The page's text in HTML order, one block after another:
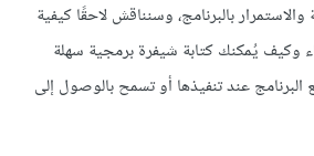
بالبرنامج، وسنناقش لاحقًا كيفية
وكيف يُمكنك كتابة شيفرة برمجية سهلة
البرنامج عند تنفيذها أو تسمح بالوصول إلى